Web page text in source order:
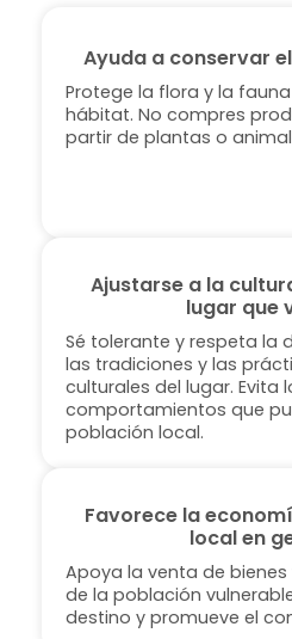
Ayuda a conservar
Protege la flora y la
hábitat. No compres
partir de plantas o
Ajustarse a la
lugar que
Sé tolerante y respeta la
las tradiciones y las
culturales del lugar. Evita
comportamientos que
población local.
Favorece la
local en
Apoya la venta de
de la población
destino y promueve el